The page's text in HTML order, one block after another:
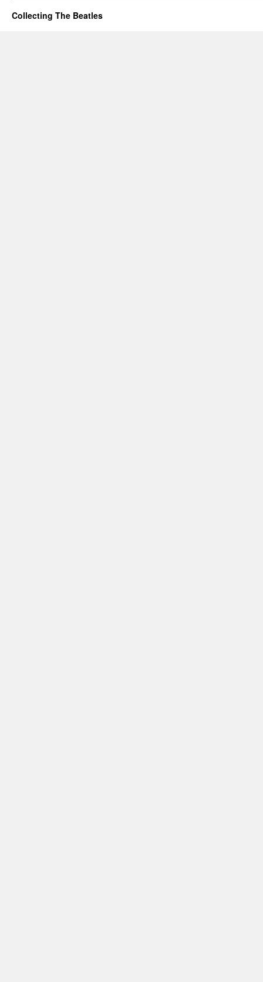
Collecting The Beatles